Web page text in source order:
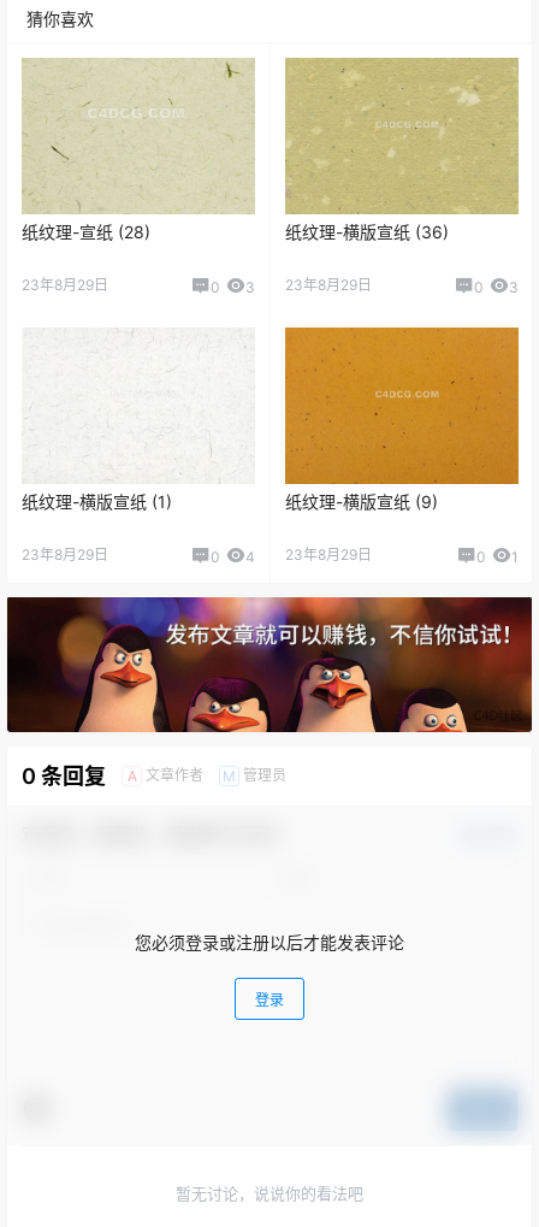
猜你喜欢
纸纹理-宣纸 (28)
23年8月29日 0 3
纸纹理-横版宣纸 (36)
23年8月29日 0 3
纸纹理-横版宣纸 (1)
23年8月29日 0 4
纸纹理-横版宣纸 (9)
23年8月29日 0 1
0 条回复 A 文章作者 M 管理员
您必须登录或注册以后才能发表评论
登录
暂无讨论，说说你的看法吧